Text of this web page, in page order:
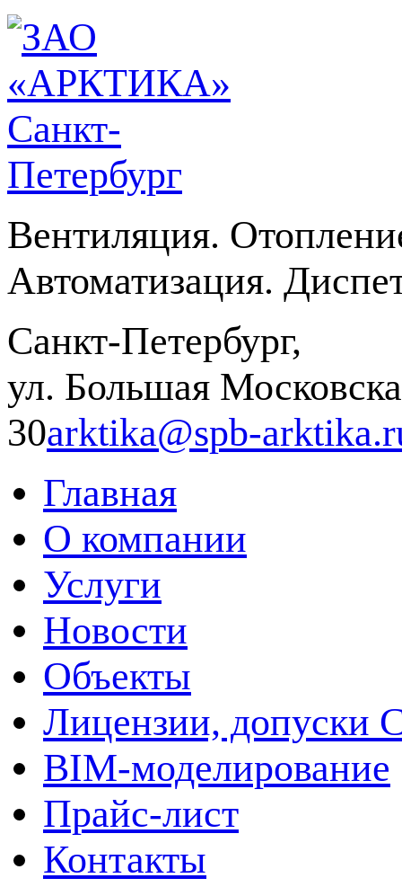
Вентиляция.
Автоматизация.
Санкт-Петербург,
ул. Большая
30arktika@spb-
Главная
О компании
Услуги
Новости
Объекты
Лицензии, допуски
BIM-моделирование
Прайс-лист
Контакты